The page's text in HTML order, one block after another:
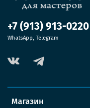
Магазин
+7 (913) 913-0220
WhatsApp, Telegram